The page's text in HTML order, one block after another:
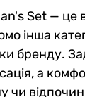
Set — це
інша
бренду.
а
чи